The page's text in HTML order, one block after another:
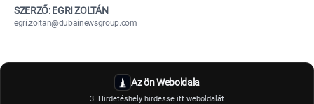
SZERZŐ: EGRI ZOLTÁN
egri.zoltan@dubainewsgroup.com
Az ön Weboldala
3. Hirdetéshely hirdesse itt weboldalát